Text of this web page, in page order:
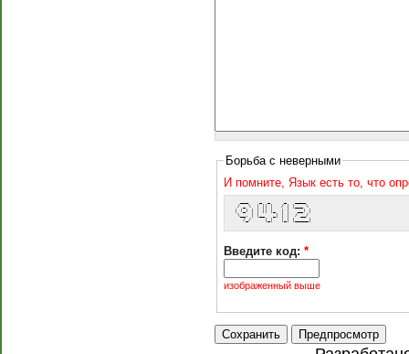
Борьба с неверными
И помните, Язык есть то, что
  / _ \  | || |   / | |___ \
| (_) | | || |_  | |   __) |
  \__, | |__   _| | |  / __/
    /_/     |_|   |_| |_____|
Введите код: *
изображенный выше